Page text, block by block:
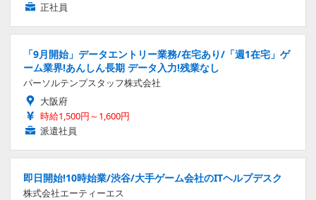
正社員
「9月開始」データエントリー業務/在宅あり/「週1在宅」ゲ
ーム業界!あんしん長期 データ入力!残業なし
パーソルテンプスタッフ株式会社
大阪府
時給1,500円～1,600円
派遣社員
即日開始!10時始業/渋谷/大手ゲーム会社のITヘルプデスク
株式会社エーティーエス